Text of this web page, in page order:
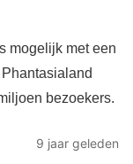
mogelijk met een
bezoekers.
9 jaar geleden